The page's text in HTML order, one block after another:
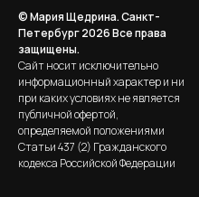
© Мария Щедрина. Санкт-
Петербург 2026Все права
защищены.
Сайт носит исключительно
информационный характер и ни
при каких условиях не является
публичной офертой,
определяемой положениями
Статьи 437 (2) Гражданского
кодекса Российской Федерации